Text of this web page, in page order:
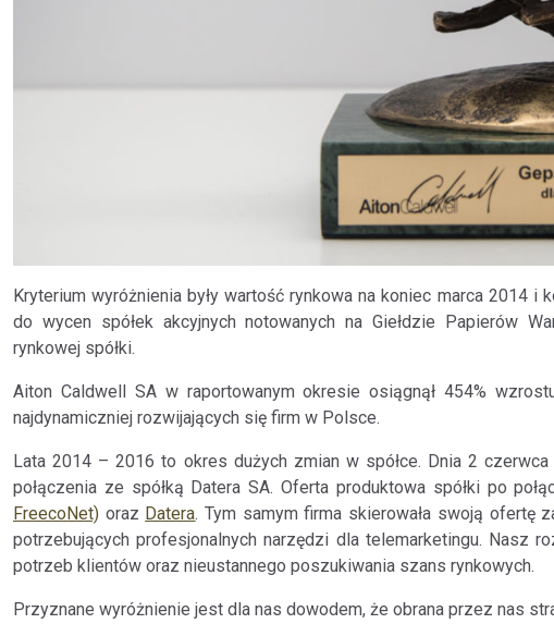
Kryterium wyróżnienia były wartość rynkowa na koniec marca 2014
do wycen spółek akcyjnych notowanych na Giełdzie Papierów
rynkowej spółki.
Aiton Caldwell SA w raportowanym okresie osiągnął 454%
najdynamiczniej rozwijających się firm w Polsce.
Lata 2014 – 2016 to okres dużych zmian w spółce. Dnia 2
połączenia ze spółką Datera SA. Oferta produktowa spółki po
FreecoNet) oraz Datera. Tym samym firma skierowała swoją ofertę
potrzebujących profesjonalnych narzędzi dla telemarketingu. Nasz
potrzeb klientów oraz nieustannego poszukiwania szans rynkowych.
Przyznane wyróżnienie jest dla nas dowodem, że obrana przez nas